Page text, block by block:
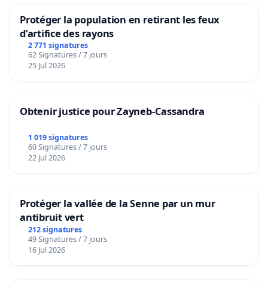
Protéger la population en retirant les feux
d’artifice des rayons
2 771 signatures
62 Signatures / 7 jours
25 Jul 2026
Obtenir justice pour Zayneb-Cassandra
1 019 signatures
60 Signatures / 7 jours
22 Jul 2026
Protéger la vallée de la Senne par un mur
antibruit vert
212 signatures
49 Signatures / 7 jours
16 Jul 2026